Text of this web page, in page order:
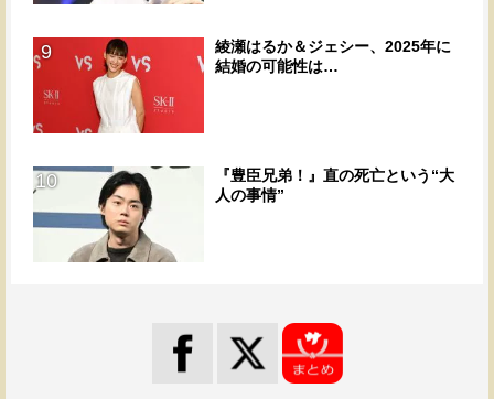
9
綾瀬はるか＆ジェシー、2025年に
結婚の可能性は…
10
『豊臣兄弟！』直の死亡という“大
人の事情”